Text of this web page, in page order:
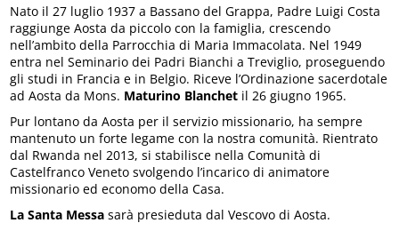
Nato il 27 luglio 1937 a Bassano del Grappa, Padre Luigi Costa
raggiunge Aosta da piccolo con la famiglia, crescendo
nell’ambito della Parrocchia di Maria Immacolata. Nel 1949
entra nel Seminario dei Padri Bianchi a Treviglio, proseguendo
gli studi in Francia e in Belgio. Riceve l’Ordinazione sacerdotale
ad Aosta da Mons. Maturino Blanchet il 26 giugno 1965.
Pur lontano da Aosta per il servizio missionario, ha sempre
mantenuto un forte legame con la nostra comunità. Rientrato
dal Rwanda nel 2013, si stabilisce nella Comunità di
Castelfranco Veneto svolgendo l’incarico di animatore
missionario ed economo della Casa.
La Santa Messasarà presieduta dal Vescovo di Aosta.